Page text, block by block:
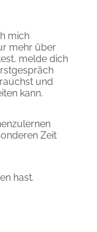
mich
mehr über
melde dich
und
kann.
Zeit
hast.